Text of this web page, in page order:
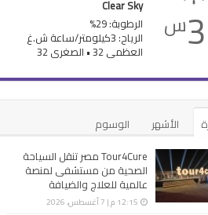
س
Clear Sky
الرطوبة: 29%
الرياح: 3كيلومتر/ساعة ش.غ
العظمى 32 • الصغرى 32
الأشهر
الوسوم
Tour4Cure مصر تنقل السياحة
الصحية من مستشفى لمنصة
عالمية للعلاج والضيافة
12:15 م | 7 أغسطس، 2026